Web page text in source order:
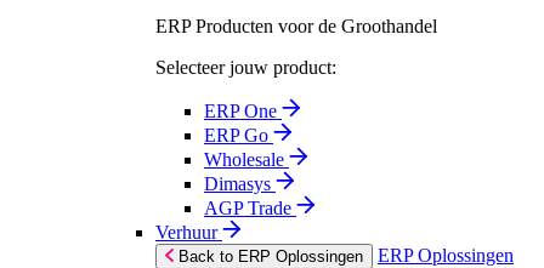
ERP Producten voor de Groothandel
Selecteer jouw product:
ERP One
ERP Go
Wholesale
Dimasys
AGP Trade
Verhuur
Back to ERP Oplossingen
ERP Oplossingen